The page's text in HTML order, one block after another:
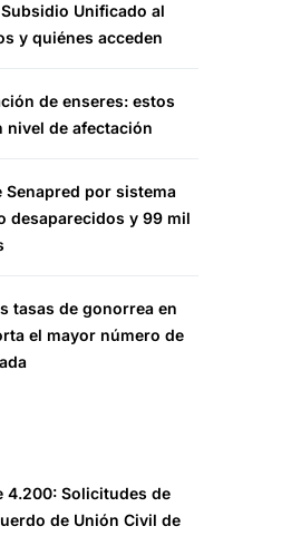
Unificado al
y quiénes acceden
de enseres: estos
nivel de afectación
Senapred por sistema
desaparecidos y 99 mil
tasas de gonorrea en
el mayor número de
4.200: Solicitudes de
de Unión Civil de